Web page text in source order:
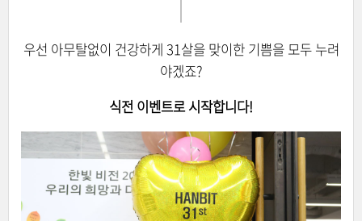
우선 아무탈없이 건강하게 31살을 맞이한 기쁨을 모두 누려
야겠죠?
식전 이벤트로 시작합니다!